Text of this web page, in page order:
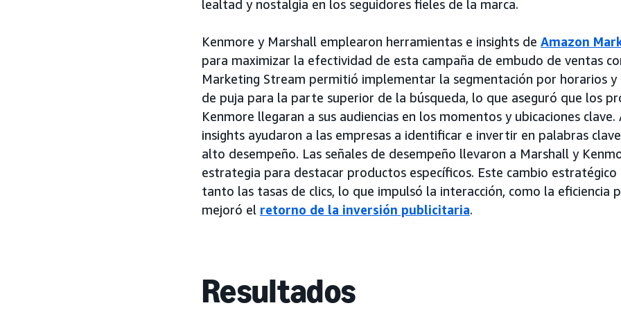
lealtad y nostalgia en los seguidores fieles de la marca.
Kenmore y Marshall emplearon herramientas e insights de Amazon
para maximizar la efectividad de esta campaña de embudo de ventas
Marketing Stream permitió implementar la segmentación por horarios
de puja para la parte superior de la búsqueda, lo que aseguró que los
Kenmore llegaran a sus audiencias en los momentos y ubicaciones clave.
insights ayudaron a las empresas a identificar e invertir en palabras
alto desempeño. Las señales de desempeño llevaron a Marshall y
estrategia para destacar productos específicos. Este cambio
tanto las tasas de clics, lo que impulsó la interacción, como la eficiencia
mejoró el retorno de la inversión publicitaria.
Resultados